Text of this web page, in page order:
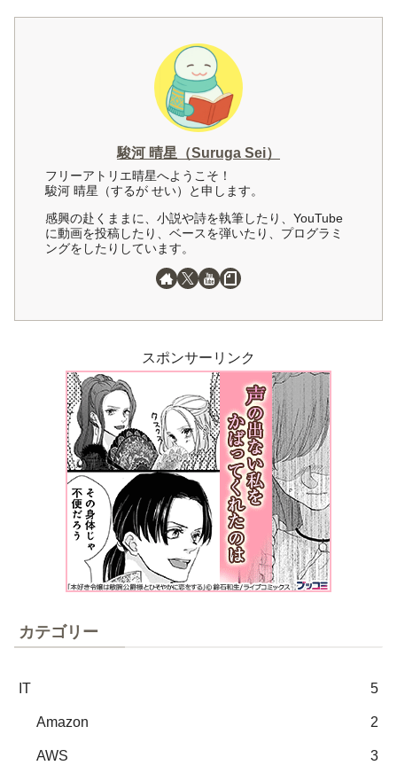
駿河 晴星（Suruga Sei）
フリーアトリエ晴星へようこそ！
駿河 晴星（するが せい）と申します。
感興の赴くままに、小説や詩を執筆したり、YouTube
に動画を投稿したり、ベースを弾いたり、プログラミ
ングをしたりしています。
スポンサーリンク
カテゴリー
IT 5
Amazon 2
AWS 3